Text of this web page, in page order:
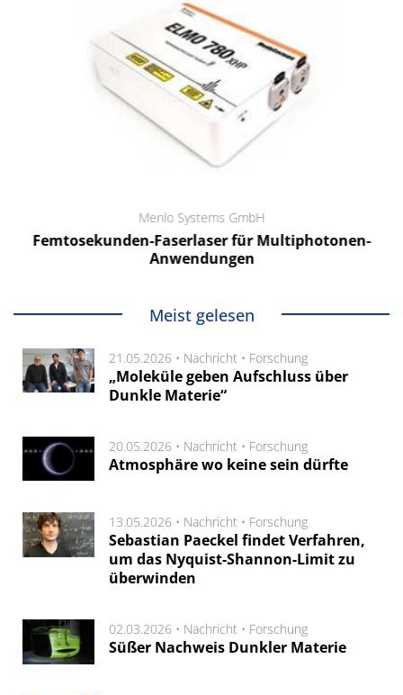
Menlo Systems GmbH
Femtosekunden-Faserlaser für Multiphotonen-
Anwendungen
Meist gelesen
21.05.2026 • Nachricht • Forschung
„Moleküle geben Aufschluss über
Dunkle Materie“
20.05.2026 • Nachricht • Forschung
Atmosphäre wo keine sein dürfte
13.05.2026 • Nachricht • Forschung
Sebastian Paeckel findet Verfahren,
um das Nyquist-Shannon-Limit zu
überwinden
02.03.2026 • Nachricht • Forschung
Süßer Nachweis Dunkler Materie